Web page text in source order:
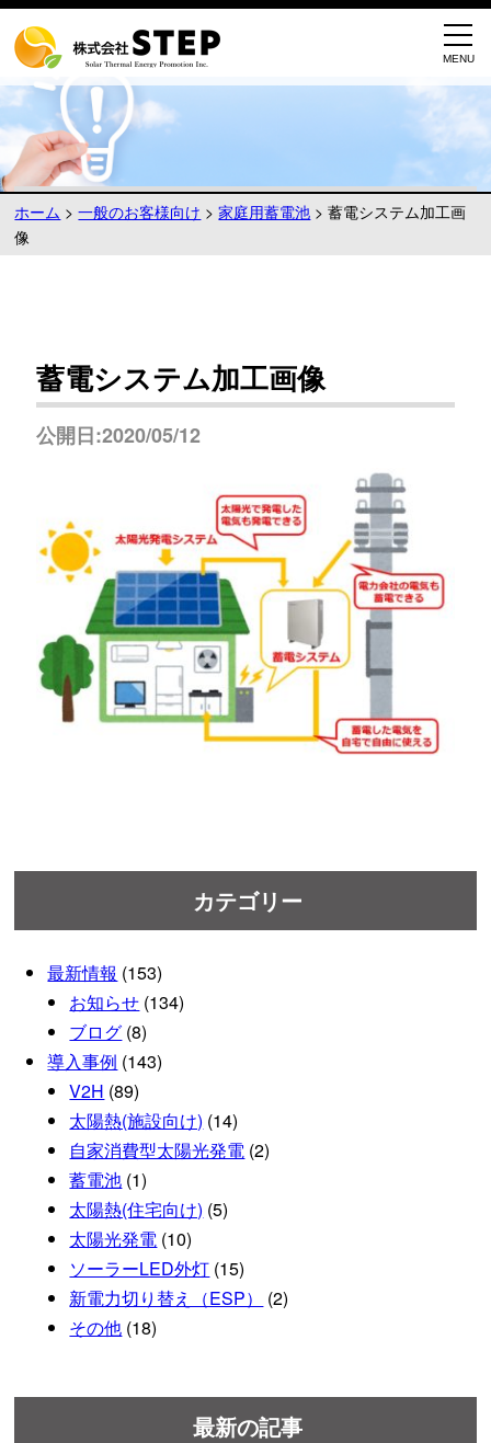
ホーム >一般のお客様向け >家庭用蓄電池 >蓄電システム加工画
像
蓄電システム加工画像
公開日:2020/05/12
カテゴリー
最新情報 (153)
お知らせ (134)
ブログ (8)
導入事例 (143)
V2H (89)
太陽熱(施設向け) (14)
自家消費型太陽光発電 (2)
蓄電池 (1)
太陽熱(住宅向け) (5)
太陽光発電 (10)
ソーラーLED外灯 (15)
新電力切り替え（ESP）
(2)
その他 (18)
最新の記事